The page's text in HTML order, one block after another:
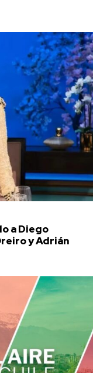
a Diego
y Adrián